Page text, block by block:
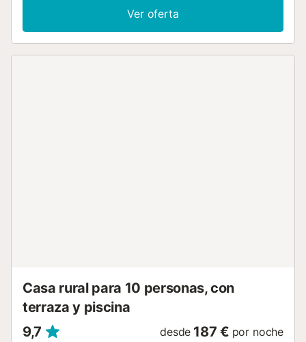
videollamadas), un espacio de trabajo para hacer
videollamadas, aire acondicionado, lavadora y cafetera de
cápsulas. Se puede proporcionar una cuna. Lo más
Ver oferta
Casa rural para 10 personas, con
terraza y piscina
9,7
desde 187 € por noche